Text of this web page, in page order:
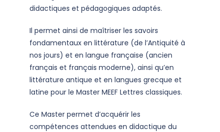
didactiques et pédagogiques adaptés.
Il permet ainsi de maîtriser les savoirs
fondamentaux en littérature (de l’Antiquité à
nos jours) et en langue française (ancien
français et français moderne), ainsi qu’en
littérature antique et en langues grecque et
latine pour le Master MEEF Lettres classiques.
Ce Master permet d’acquérir les
compétences attendues en didactique du